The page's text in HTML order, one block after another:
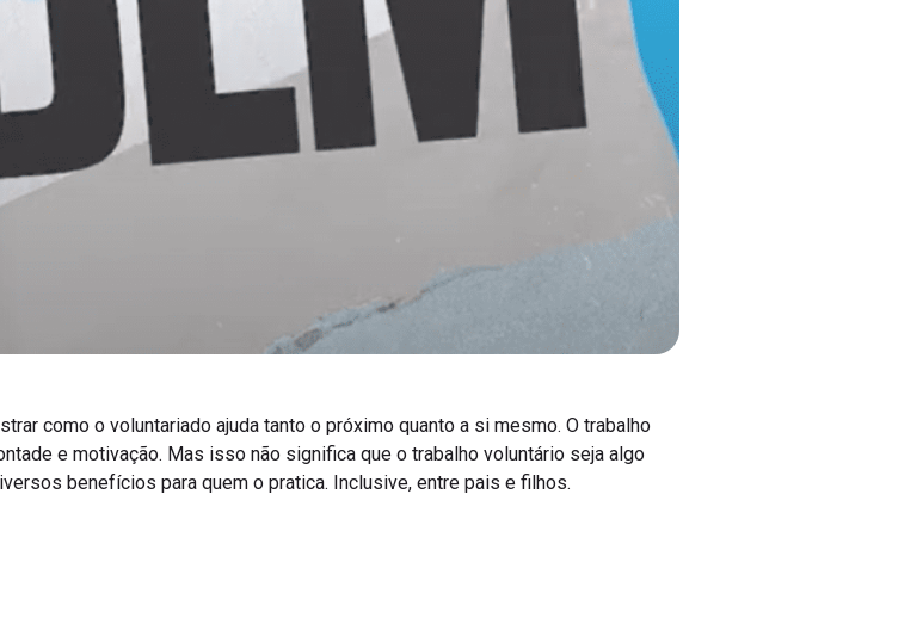
como o voluntariado ajuda tanto o próximo quanto a si mesmo. O trabalho
e motivação. Mas isso não significa que o trabalho voluntário seja algo
benefícios para quem o pratica. Inclusive, entre pais e filhos.